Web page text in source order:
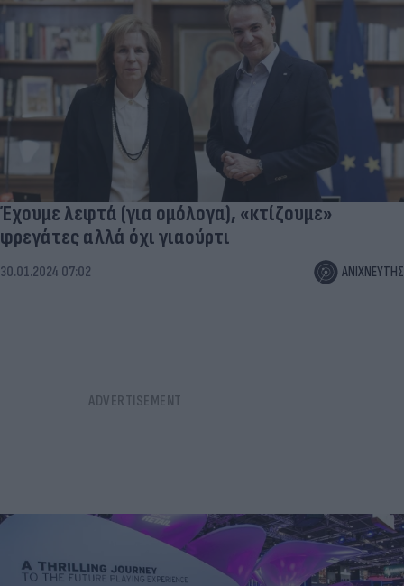
Έχουμε λεφτά (για ομόλογα), «κτίζουμε»
φρεγάτες αλλά όχι γιαούρτι
30.01.2024 07:02 ΑΝΙΧΝΕΥΤΗΣ